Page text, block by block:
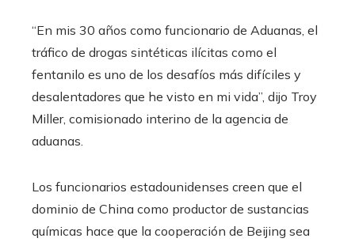
“En mis 30 años como funcionario de Aduanas, el
tráfico de drogas sintéticas ilícitas como el
fentanilo es uno de los desafíos más difíciles y
desalentadores que he visto en mi vida”, dijo Troy
Miller, comisionado interino de la agencia de
aduanas.
Los funcionarios estadounidenses creen que el
dominio de China como productor de sustancias
químicas hace que la cooperación de Beijing sea